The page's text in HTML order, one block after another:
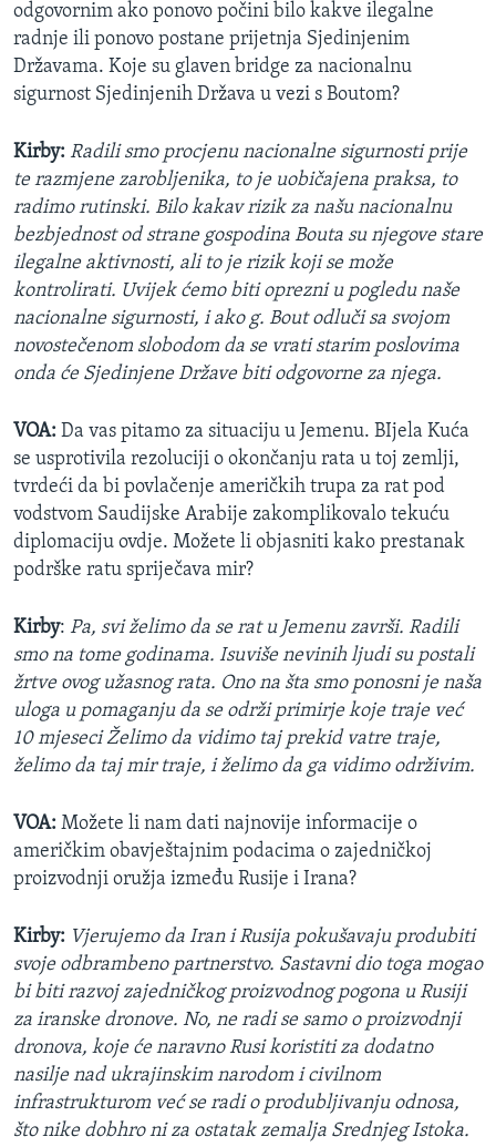
odgovornim ako ponovo počini bilo kakve ilegalne
radnje ili ponovo postane prijetnja Sjedinjenim
Državama. Koje su glaven bridge za nacionalnu
sigurnost Sjedinjenih Država u vezi s Boutom?
Kirby: Radili smo procjenu nacionalne sigurnosti prije
te razmjene zarobljenika, to je uobičajena praksa, to
radimo rutinski. Bilo kakav rizik za našu nacionalnu
bezbjednost od strane gospodina Bouta su njegove stare
ilegalne aktivnosti, ali to je rizik koji se može
kontrolirati. Uvijek ćemo biti oprezni u pogledu naše
nacionalne sigurnosti, i ako g. Bout odluči sa svojom
novostečenom slobodom da se vrati starim poslovima
onda će Sjedinjene Države biti odgovorne za njega.
VOA: Da vas pitamo za situaciju u Jemenu. BIjela Kuća
se usprotivila rezoluciji o okončanju rata u toj zemlji,
tvrdeći da bi povlačenje američkih trupa za rat pod
vodstvom Saudijske Arabije zakomplikovalo tekuću
diplomaciju ovdje. Možete li objasniti kako prestanak
podrške ratu spriječava mir?
Kirby: Pa, svi želimo da se rat u Jemenu završi. Radili
smo na tome godinama. Isuviše nevinih ljudi su postali
žrtve ovog užasnog rata. Ono na šta smo ponosni je naša
uloga u pomaganju da se održi primirje koje traje već
10 mjeseci Želimo da vidimo taj prekid vatre traje,
želimo da taj mir traje, i želimo da ga vidimo održivim.
VOA: Možete li nam dati najnovije informacije o
američkim obavještajnim podacima o zajedničkoj
proizvodnji oružja između Rusije i Irana?
Kirby: Vjerujemo da Iran i Rusija pokušavaju produbiti
svoje odbrambeno partnerstvo. Sastavni dio toga mogao
bi biti razvoj zajedničkog proizvodnog pogona u Rusiji
za iranske dronove. No, ne radi se samo o proizvodnji
dronova, koje će naravno Rusi koristiti za dodatno
nasilje nad ukrajinskim narodom i civilnom
infrastrukturom već se radi o produbljivanju odnosa,
što nike dobhro ni za ostatak zemalja Srednjeg Istoka.